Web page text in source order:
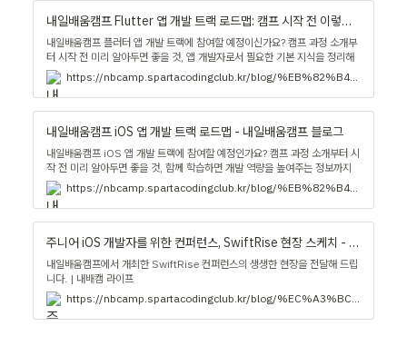
내일배움캠프 Flutter 앱 개발 트랙 로드맵: 캠프 시작 전 이렇게 해보세요! - 내일배움캠프 블로그
내일배움캠프 플러터 앱 개발 트랙에 참여할 예정이신가요? 캠프 과정 소개부
터 시작 전 미리 알아두면 좋을 것, 앱 개발자로서 필요한 기본 지식을 정리해
드립니다. 플러터 앱 개발 트랙 수강 전 이 가이드를 보고 완벽하게 준비해 보
세요! | 소개
내일배움캠프 iOS 앱 개발 트랙 로드맵 - 내일배움캠프 블로그
내일배움캠프 iOS 앱 개발 트랙에 참여할 예정인가요? 캠프 과정 소개부터 시
작 전 미리 알아두면 좋을 것, 함께 학습하면 개발 역량을 높여주는 정보까지
정리해 드립니다. iOS 앱 개발 트랙 수강 전 이 가이드를 보고 완벽하게 준비
해 보세요! | 소개
주니어 iOS 개발자를 위한 컨퍼런스, SwiftRise 현장 스케치 - 내일배움캠프 블로그
내일배움캠프에서 개최한 SwiftRise 컨퍼런스의 생생한 현장을 전달해 드립
니다. | 내배캠 라이프